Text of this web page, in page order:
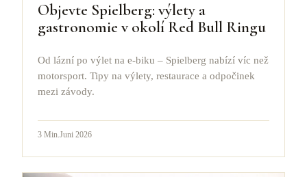
Objevte Spielberg: výlety a
gastronomie v okolí Red Bull Ringu
Od lázní po výlet na e-biku – Spielberg nabízí víc než
motorsport. Tipy na výlety, restaurace a odpočinek
mezi závody.
3 Min.Juni 2026